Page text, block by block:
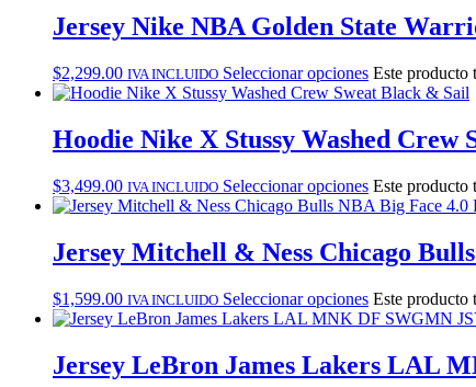
Jersey Nike NBA Golden State
$2,299.00 IVA INCLUIDO Seleccionar opciones Este producto
Hoodie Nike X Stussy Washed Crew
$3,499.00 IVA INCLUIDO Seleccionar opciones Este producto
Jersey Mitchell & Ness Chicago
$1,599.00 IVA INCLUIDO Seleccionar opciones Este producto
Jersey LeBron James Lakers LAL